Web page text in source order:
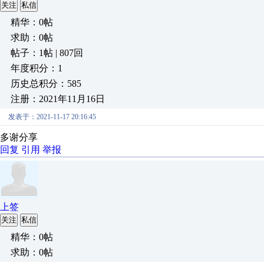
关注 私信
精华：0帖
求助：0帖
帖子：1帖 | 807回
年度积分：1
历史总积分：585
注册：2021年11月16日
发表于：2021-11-17 20:16:45
多谢分享
回复 引用 举报
上签
关注 私信
精华：0帖
求助：0帖